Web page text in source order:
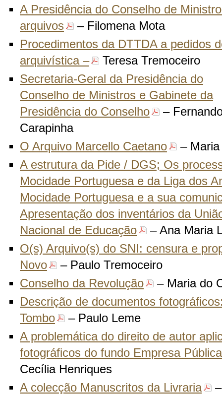
A Presidência do Conselho de
arquivos
– Filomena Mota
Procedimentos da DTTDA a pedidos
arquivística –
Teresa Tremoceiro
Secretaria-Geral da Presidência do
Conselho de Ministros e Gabinete da
Presidência do Conselho
–
Carapinha
O Arquivo Marcello Caetano
–
A estrutura da Pide / DGS; Os
Mocidade Portuguesa e da Liga dos
Mocidade Portuguesa e a sua
Apresentação dos inventários da
Nacional de Educação
– Ana Maria
O(s) Arquivo(s) do SNI: censura e
Novo
– Paulo Tremoceiro
Conselho da Revolução
– Maria do
Descrição de documentos
Tombo
– Paulo Leme
A problemática do direito de autor
fotográficos do fundo Empresa
Cecília Henriques
A colecção Manuscritos da Livraria